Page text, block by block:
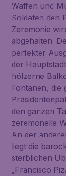
Waffen und
Soldaten den
Zeremonie
abgehalten.
perfekter
der
hölzerne
Fontänen, die
den ganzen
zeremonelle
An der
liegt die
sterblichen
„Francisco